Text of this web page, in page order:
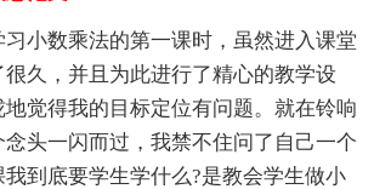
小数乘法的第一课时，虽然进入课堂
久，并且为此进行了精心的教学设
觉得我的目标定位有问题。就在铃响
头一闪而过，我禁不住问了自己一个
到底要学生学什么?是教会学生做小